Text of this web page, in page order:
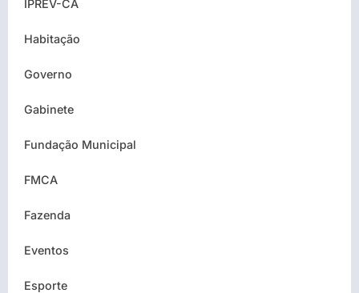
IPREV-CA
Habitação
Governo
Gabinete
Fundação Municipal
FMCA
Fazenda
Eventos
Esporte